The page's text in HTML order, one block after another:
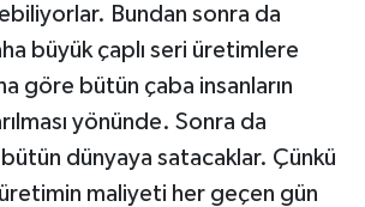
Bundan sonra da
büyük çaplı seri üretimlere
göre bütün çaba insanların
yönünde. Sonra da
dünyaya satacaklar. Çünkü
maliyeti her geçen gün